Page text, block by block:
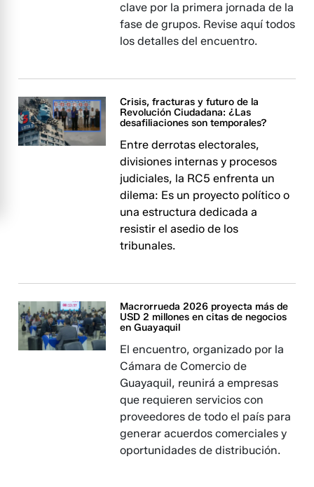
clave por la primera jornada de la
fase de grupos. Revise aquí todos
los detalles del encuentro.
Crisis, fracturas y futuro de la
Revolución Ciudadana: ¿Las
desafiliaciones son temporales?
Entre derrotas electorales,
divisiones internas y procesos
judiciales, la RC5 enfrenta un
dilema: Es un proyecto político o
una estructura dedicada a
resistir el asedio de los
tribunales.
Macrorrueda 2026 proyecta más de
USD 2 millones en citas de negocios
en Guayaquil
El encuentro, organizado por la
Cámara de Comercio de
Guayaquil, reunirá a empresas
que requieren servicios con
proveedores de todo el país para
generar acuerdos comerciales y
oportunidades de distribución.